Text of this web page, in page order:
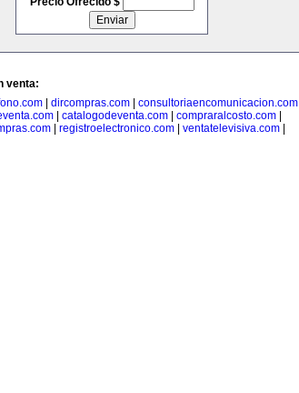
venta:
dircompras.com consultoriaencomunicacion.com
catalogodeventa.com compraralcosto.com
registroelectronico.com ventatelevisiva.com